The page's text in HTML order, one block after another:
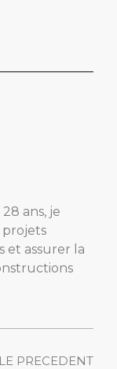
ans, je
projets
et assurer la
PRECEDENT